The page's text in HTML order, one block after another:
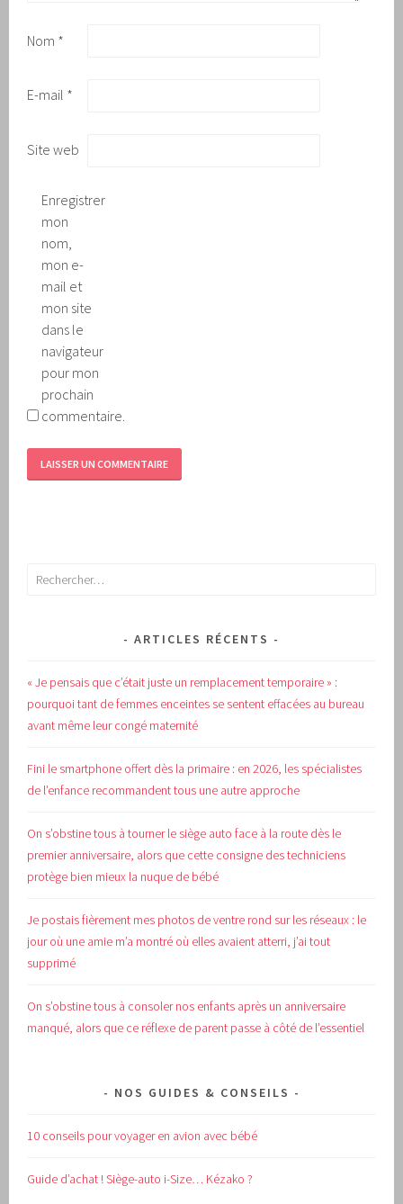
Nom *
E-mail *
Site web
Enregistrer
mon
nom,
mon e-
mail et
mon site
dans le
navigateur
pour mon
prochain
commentaire.
Rechercher :
ARTICLES RÉCENTS
« Je pensais que c’était juste un remplacement temporaire » :
pourquoi tant de femmes enceintes se sentent effacées au bureau
avant même leur congé maternité
Fini le smartphone offert dès la primaire : en 2026, les spécialistes
de l’enfance recommandent tous une autre approche
On s’obstine tous à tourner le siège auto face à la route dès le
premier anniversaire, alors que cette consigne des techniciens
protège bien mieux la nuque de bébé
Je postais fièrement mes photos de ventre rond sur les réseaux : le
jour où une amie m’a montré où elles avaient atterri, j’ai tout
supprimé
On s’obstine tous à consoler nos enfants après un anniversaire
manqué, alors que ce réflexe de parent passe à côté de l’essentiel
NOS GUIDES & CONSEILS
10 conseils pour voyager en avion avec bébé
Guide d’achat !Siège-auto i-Size… Kézako ?